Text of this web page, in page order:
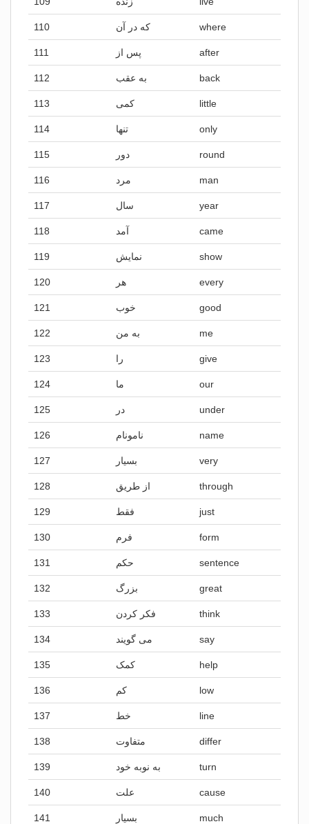
110 که در آن where
111 پس از after
112 به عقب back
113 کمی little
114 تنها only
115 دور round
116 مرد man
117 سال year
118 آمد came
119 نمایش show
120 هر every
121 خوب good
122 به من me
123 را give
124 ما our
125 در under
126 نامونام name
127 بسیار very
128 از طریق through
129 فقط just
130 فرم form
131 حکم sentence
132 بزرگ great
133 فکر کردن think
134 می گویند say
135 کمک help
136 کم low
137 خط line
138 متفاوت differ
139 به نوبه خود turn
140 علت cause
141 بسیار much